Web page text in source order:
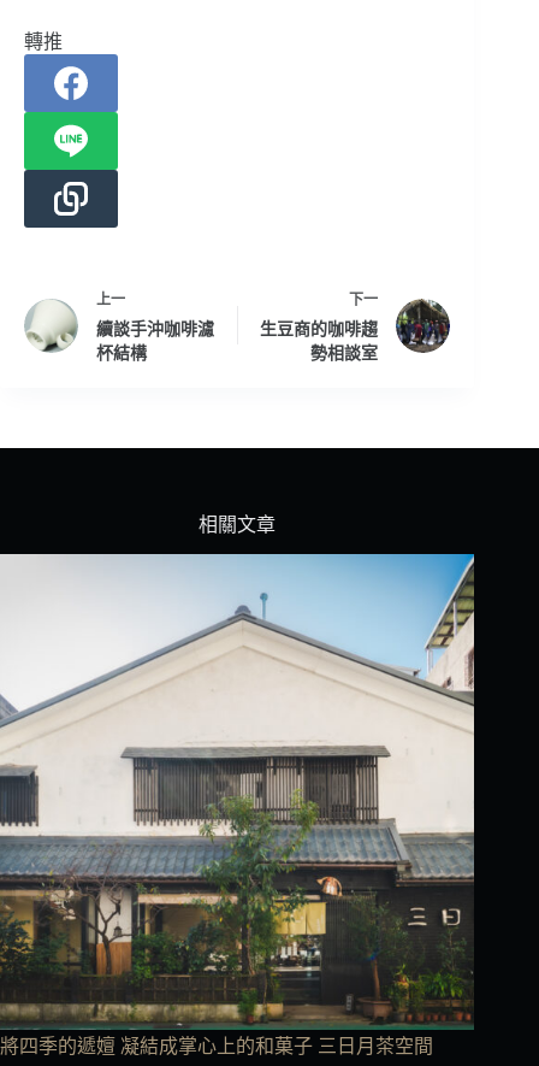
轉推
上一
續談手沖咖啡濾
杯結構
下一
生豆商的咖啡趨
勢相談室
相關文章
將四季的遞嬗 凝結成掌心上的和菓子 三日月茶空間